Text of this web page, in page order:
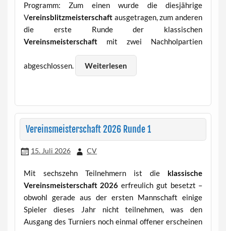
Programm: Zum einen wurde die diesjährige
Vereinsblitzmeisterschaftausgetragen, zum anderen
die erste Runde der klassischen
Vereinsmeisterschaftmit zwei Nachholpartien
abgeschlossen. Weiterlesen
Vereinsmeisterschaft 2026 Runde 1
15. Juli 2026 CV
Mit sechszehn Teilnehmern ist die klassische
Vereinsmeisterschaft 2026 erfreulich gut besetzt –
obwohl gerade aus der ersten Mannschaft einige
Spieler dieses Jahr nicht teilnehmen, was den
Ausgang des Turniers noch einmal offener erscheinen